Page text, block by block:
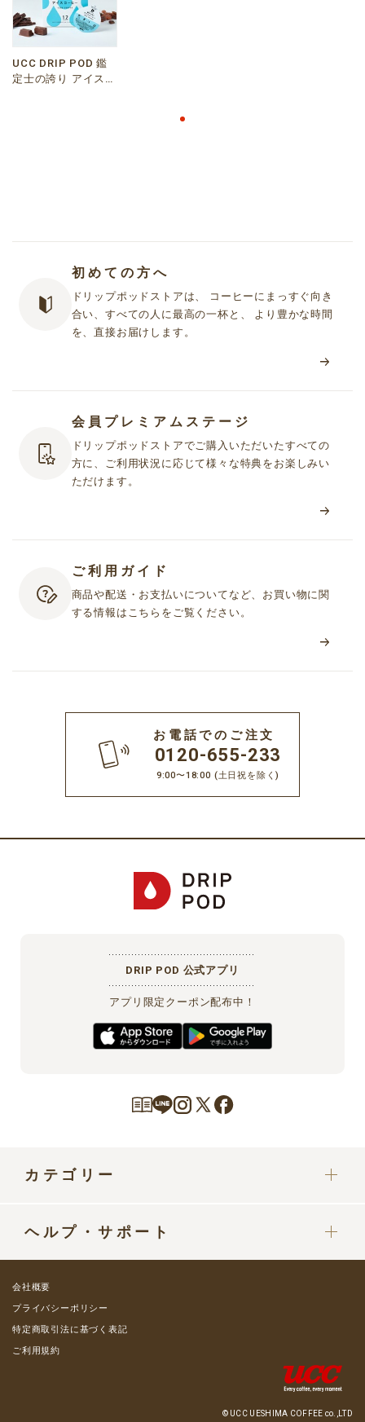
UCC DRIP POD 鑑
定士の誇り アイスコ
初めての方へ
ドリップポッドストアは、 コーヒーにまっすぐ向き
合い、すべての人に最高の一杯と、 より豊かな時間
を、直接お届けします。
会員プレミアムステージ
ドリップポッドストアでご購入いただいたすべての
方に、ご利用状況に応じて様々な特典をお楽しみい
ただけます。
ご利用ガイド
商品や配送・お支払いについてなど、お買い物に関
する情報はこちらをご覧ください。
お電話でのご注文
0120-655-233
9:00〜18:00 (土日祝を除く)
DRIP POD 公式アプリ
アプリ限定クーポン配布中！
カテゴリー
部品・パーツ
コーヒーミルク類
ヘルプ・サポート
ご利用ガイド
会社概要
プライバシーポリシー
特定商取引法に基づく表記
ご利用規約
© UCC UESHIMA COFFEE co.,LTD